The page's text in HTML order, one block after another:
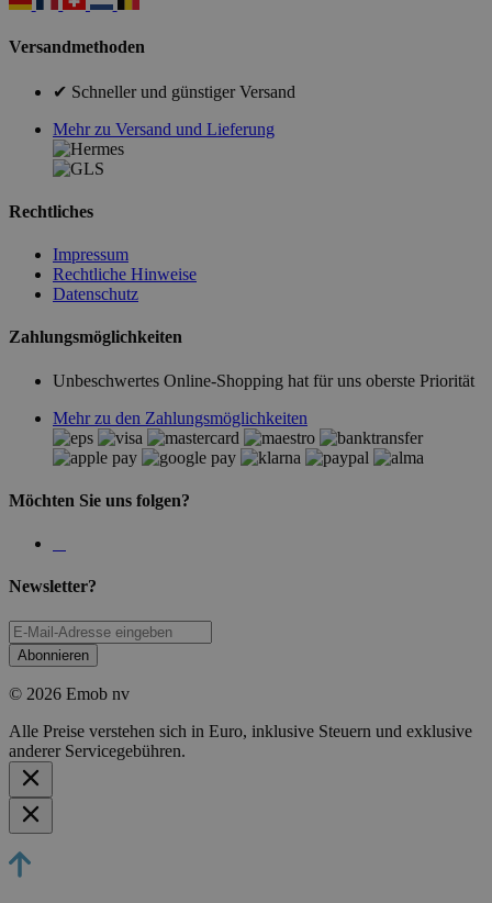
Versandmethoden
✔ Schneller und günstiger Versand
Mehr zu Versand und Lieferung
Rechtliches
Impressum
Rechtliche Hinweise
Datenschutz
Zahlungsmöglichkeiten
Unbeschwertes Online-Shopping hat für uns oberste Priorität
Mehr zu den Zahlungsmöglichkeiten
Möchten Sie uns folgen?
Newsletter?
Abonnieren
© 2026 Emob nv
Alle Preise verstehen sich in Euro, inklusive Steuern und exklusive
anderer Servicegebühren.